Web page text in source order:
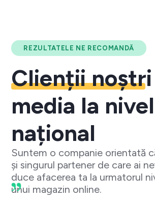
REZULTATELE NE RECOMANDĂ
Clienții noștri
media la nivel
național
Suntem o companie orientată
și singurul partener de care ai
duce afacerea ta la urmatorul
unui magazin online.